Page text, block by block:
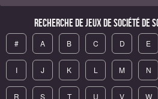
Recherche de Jeux de société de
# A B C D E
I J K L M N
R S T U V W